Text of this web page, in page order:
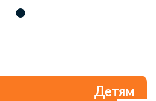
Детям